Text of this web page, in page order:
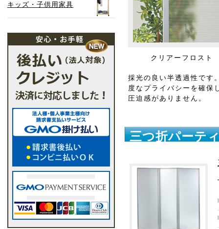
クリアーフロスト
採光の良い半透過性です
度なプライバシーを確保
圧迫感がありません。
三つ折パーテ
キッズ・子供用家具